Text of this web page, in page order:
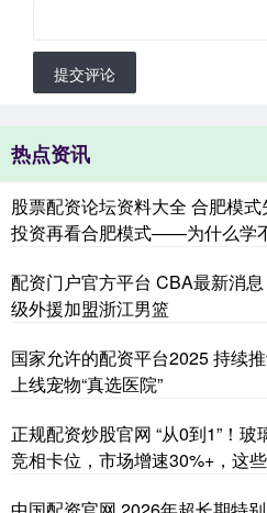
提交评论
热点资讯
股票配资论坛资料大全 合肥模
投资再看合肥模式——为什么学
配资门户官方平台 CBA最新消
级外援加盟浙江男篮
国家允许的配资平台2025 持续
上线宠物“真选医院”
正规配资炒股官网 “从0到1”！
竞相卡位，市场增速30%+，这